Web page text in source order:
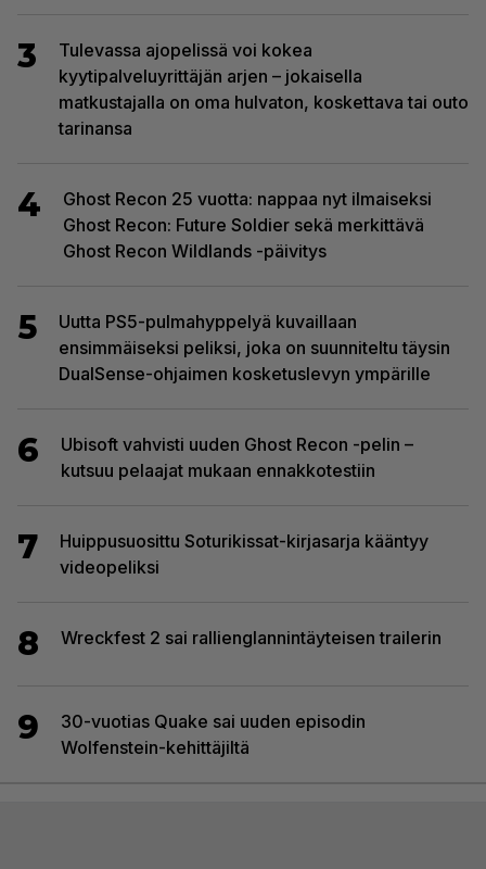
3
Tulevassa ajopelissä voi kokea
kyytipalveluyrittäjän arjen – jokaisella
matkustajalla on oma hulvaton, koskettava tai outo
tarinansa
4
Ghost Recon 25 vuotta: nappaa nyt ilmaiseksi
Ghost Recon: Future Soldier sekä merkittävä
Ghost Recon Wildlands -päivitys
5
Uutta PS5-pulmahyppelyä kuvaillaan
ensimmäiseksi peliksi, joka on suunniteltu täysin
DualSense-ohjaimen kosketuslevyn ympärille
6
Ubisoft vahvisti uuden Ghost Recon -pelin –
kutsuu pelaajat mukaan ennakkotestiin
7
Huippusuosittu Soturikissat-kirjasarja kääntyy
videopeliksi
8 Wreckfest 2 sai rallienglannintäyteisen trailerin
9
30-vuotias Quake sai uuden episodin
Wolfenstein-kehittäjiltä